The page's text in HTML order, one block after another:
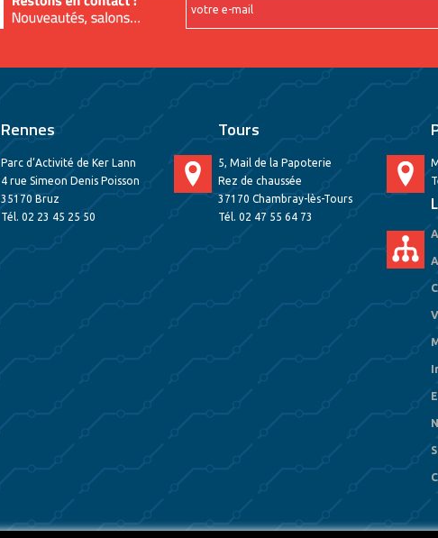
Rennes
Parc d’Activité de Ker Lann
4 rue Simeon Denis Poisson
35170 Bruz
Tél. 02 23 45 25 50
Tours
5, Mail de la Papoterie
Rez de chaussée
37170 Chambray-lès-Tours
Tél. 02 47 55 64 73